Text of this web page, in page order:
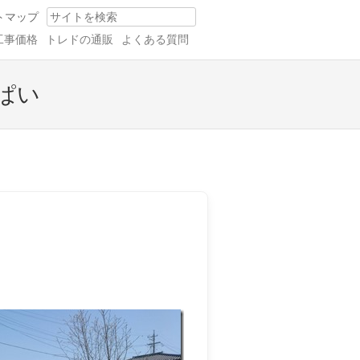
Search
マップ
事価格
トレドの通販 よくある質問
い